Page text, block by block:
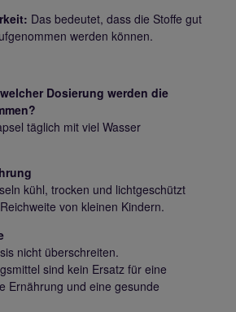
Das bedeutet, dass die Stoffe gut
werden können.
Dosierung werden die
täglich mit viel Wasser
kühl, trocken und lichtgeschützt
von kleinen Kindern.
nicht überschreiten.
sind kein Ersatz für eine
Ernährung und eine gesunde